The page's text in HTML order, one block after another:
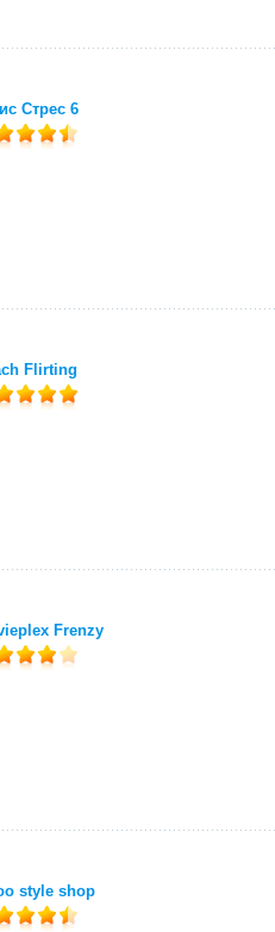
Стрес 6
Flirting
Frenzy
style shop